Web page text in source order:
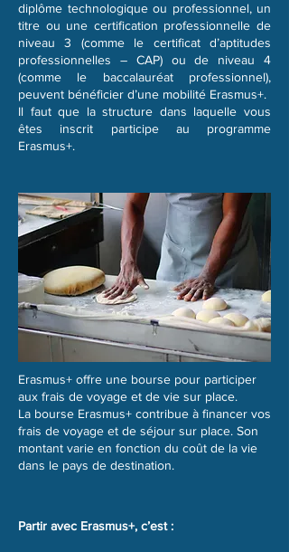
diplôme technologique ou professionnel, un
titre ou une certification professionnelle de
niveau 3 (comme le certificat d’aptitudes
professionnelles – CAP) ou de niveau 4
(comme le baccalauréat professionnel),
peuvent bénéficier d’une mobilité Erasmus+.
Il faut que la structure dans laquelle vous
êtes inscrit participe au programme
Erasmus+.
Erasmus+ offre une bourse pour participer
aux frais de voyage et de vie sur place.
La bourse Erasmus+ contribue à financer vos
frais de voyage et de séjour sur place. Son
montant varie en fonction du coût de la vie
dans le pays de destination.
Partir avec Erasmus+, c’est :